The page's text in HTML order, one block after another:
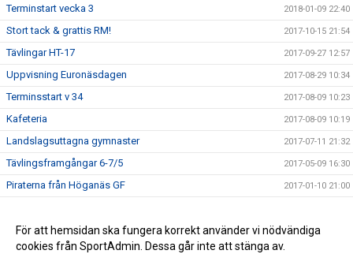
Terminstart vecka 3 2018-01-09 22:40
Stort tack & grattis RM! 2017-10-15 21:54
Tävlingar HT-17 2017-09-27 12:57
Uppvisning Euronäsdagen 2017-08-29 10:34
Terminsstart v 34 2017-08-09 10:23
Kafeteria 2017-08-09 10:19
Landslagsuttagna gymnaster 2017-07-11 21:32
Tävlingsframgångar 6-7/5 2017-05-09 16:30
Piraterna från Höganäs GF 2017-01-10 21:00
Swish 2015-08-31 14:03
Höganäs GF på Facebook
För att hemsidan ska fungera korrekt använder vi nödvändiga
cookies från SportAdmin. Dessa går inte att stänga av.